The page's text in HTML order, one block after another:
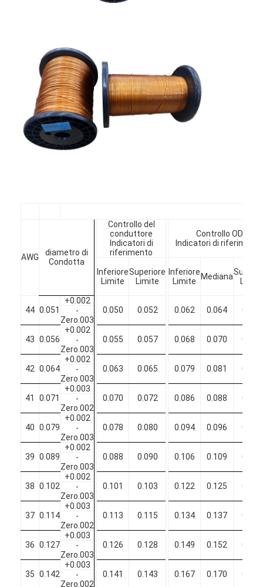
Controllo di qualità
Contattaci
Notizie
Casi
filtro di rame rotondo smaltato
Filati di avvolgimento in rame smaltato
Filati di rame isolati con smalto
Cavi magnetici di smalto
Filtro di rame piatto smaltato
Filati ricoperti di seta
cavo del litz
Cavi magnetici ad alta temperatura
AWG
diametro di
Condotta
Controllo del
conduttore
Indicatori di
riferimento
Controllo OD
Indicatori di riferimento
Inferiore
Limite
Superiore
Limite
Inferiore
Limite
Mediana
44 0.051
+0.002
0.050
0.052 0.062 0.064 0.066
-
Zero.003
43 0.056
+0.002
0.055
0.057 0.068 0.070 0.072
-
Zero.003
42 0.064
+0.002
0.063
0.065 0.079 0.081 0.083
-
Zero.003
41 0.071
+0.003
0.070
0.072 0.086 0.088 0.090
-
Zero.002
40 0.079
+0.002
0.078
0.080 0.094 0.096 0.098
-
Zero.003
39 0.089
+0.002
0.088
0.090 0.106 0.109 0.112
-
Zero.003
38 0.102
+0.002
0.101
0.103 0.122 0.125 0.128
-
Zero.003
37 0.114
+0.003
0.113
0.115 0.134 0.137 0.140
-
Zero.002
36 0.127
+0.003
0.126
0.128 0.149 0.152 0.155
-
Zero.003
35 0.142
+0.003
0.141
0.143 0.167 0.170 0.173
-
Zero.002